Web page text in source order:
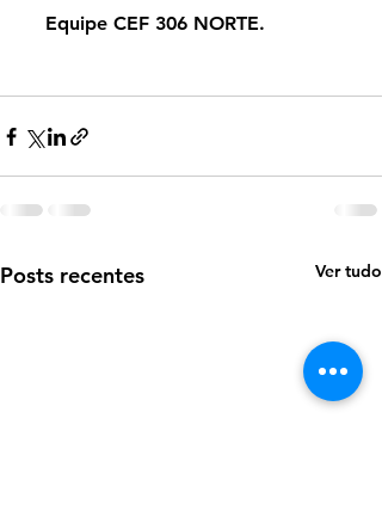
Equipe CEF 306 NORTE.
Posts recentes Ver tudo